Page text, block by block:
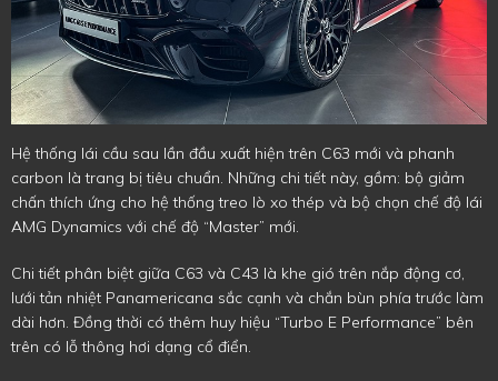
Hệ thống lái cầu sau lần đầu xuất hiện trên C63 mới và phanh
carbon là trang bị tiêu chuẩn. Những chi tiết này, gồm: bộ giảm
chấn thích ứng cho hệ thống treo lò xo thép và bộ chọn chế độ lái
AMG Dynamics với chế độ “Master” mới.
Chi tiết phân biệt giữa C63 và C43 là khe gió trên nắp động cơ,
lưới tản nhiệt Panamericana sắc cạnh và chắn bùn phía trước làm
dài hơn. Đồng thời có thêm huy hiệu “Turbo E Performance” bên
trên có lỗ thông hơi dạng cổ điển.